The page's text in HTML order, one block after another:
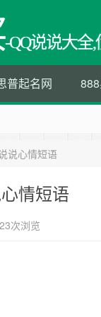
-QQ说说大全
普起名网
说心情短语
情短语
次浏览